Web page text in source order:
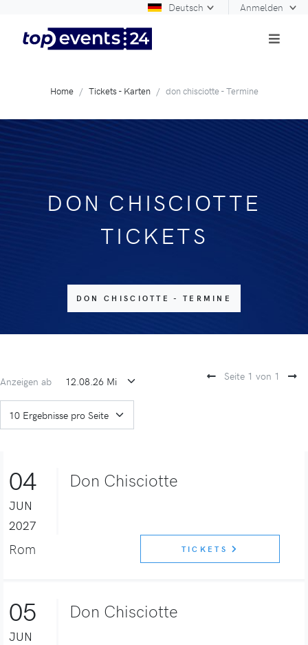
Deutsch Anmelden
Home Tickets - Karten don chisciotte - Termine
DON CHISCIOTTE
TICKETS
DON CHISCIOTTE - TERMINE
Anzeigen ab Seite 1 von 1
04
JUN
2027
Don Chisciotte
Rom TICKETS
05
JUN
Don Chisciotte